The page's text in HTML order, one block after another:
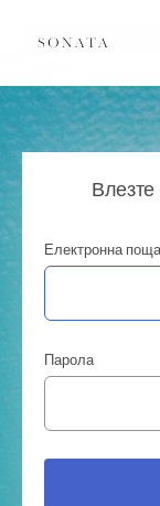
Електронна поща
Парола